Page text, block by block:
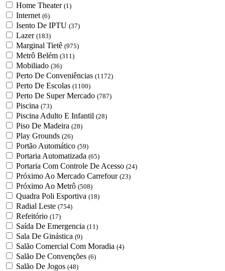
Home Theater (1)
Internet (6)
Isento De IPTU (37)
Lazer (183)
Marginal Tietê (975)
Metrô Belém (311)
Mobiliado (36)
Perto De Conveniências (1172)
Perto De Escolas (1100)
Perto De Super Mercado (787)
Piscina (73)
Piscina Adulto E Infantil (28)
Piso De Madeira (28)
Play Grounds (26)
Portão Automático (59)
Portaria Automatizada (65)
Portaria Com Controle De Acesso (24)
Próximo Ao Mercado Carrefour (23)
Próximo Ao Metrô (508)
Quadra Poli Esportiva (18)
Radial Leste (754)
Refeitório (17)
Saída De Emergencia (11)
Sala De Ginástica (9)
Salão Comercial Com Moradia (4)
Salão De Convenções (6)
Salão De Jogos (48)